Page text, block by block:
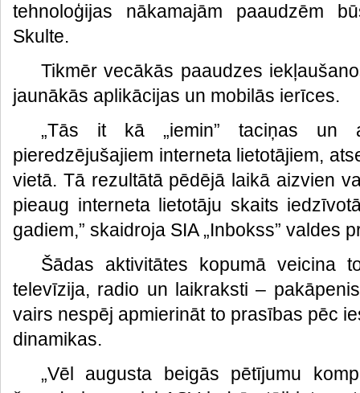
tehnoloģijas nākamajām paaudzēm
Skulte.
Tikmēr vecākās paaudzes
jaunākās aplikācijas un mobilās ierīces.
„Tās it kā „iemin” taciņas un
pieredzējušajiem interneta lietotājiem,
vietā. Tā rezultātā pēdējā laikā aizvien
pieaug interneta lietotāju skaits
gadiem,” skaidroja SIA „Inbokss” valdes
Šādas aktivitātes kopumā veicina
televīzija, radio un laikraksti –
vairs nespēj apmierināt to prasības pēc
dinamikas.
„Vēl augusta beigās pētījumu